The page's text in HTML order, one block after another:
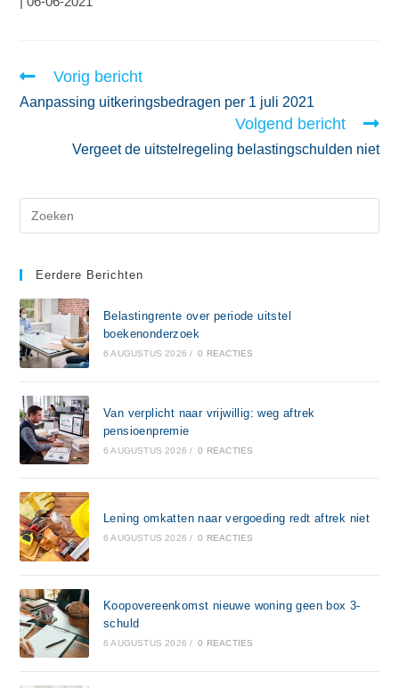
Vorig bericht
Aanpassing uitkeringsbedragen per 1 juli 2021
Volgend bericht
Vergeet de uitstelregeling belastingschulden niet
Eerdere Berichten
Belastingrente over periode uitstel
boekenonderzoek
6 AUGUSTUS 2026 / 0 REACTIES
Van verplicht naar vrijwillig: weg aftrek
pensioenpremie
6 AUGUSTUS 2026 / 0 REACTIES
Lening omkatten naar vergoeding redt aftrek niet
6 AUGUSTUS 2026 / 0 REACTIES
Koopovereenkomst nieuwe woning geen box 3-
schuld
6 AUGUSTUS 2026 / 0 REACTIES